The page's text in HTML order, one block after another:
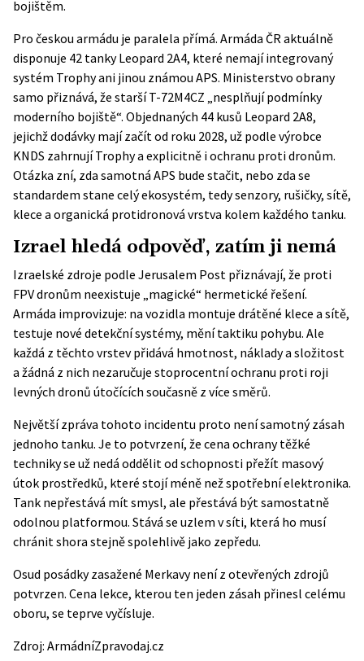
bojištěm.
Pro českou armádu je paralela přímá. Armáda ČR aktuálně
disponuje 42 tanky Leopard 2A4, které nemají integrovaný
systém Trophy ani jinou známou APS. Ministerstvo obrany
samo přiznává, že starší T-72M4CZ „nesplňují podmínky
moderního bojiště“. Objednaných 44 kusů Leopard 2A8,
jejichž dodávky mají začít od roku 2028, už podle výrobce
KNDS zahrnují Trophy a explicitně i ochranu proti dronům.
Otázka zní, zda samotná APS bude stačit, nebo zda se
standardem stane celý ekosystém, tedy senzory, rušičky, sítě,
klece a organická protidronová vrstva kolem každého tanku.
Izrael hledá odpověď, zatím ji nemá
Izraelské zdroje podle Jerusalem Post přiznávají, že proti
FPV dronům neexistuje „magické“ hermetické řešení.
Armáda improvizuje: na vozidla montuje drátěné klece a sítě,
testuje nové detekční systémy, mění taktiku pohybu. Ale
každá z těchto vrstev přidává hmotnost, náklady a složitost
a žádná z nich nezaručuje stoprocentní ochranu proti roji
levných dronů útočících současně z více směrů.
Největší zpráva tohoto incidentu proto není samotný zásah
jednoho tanku. Je to potvrzení, že cena ochrany těžké
techniky se už nedá oddělit od schopnosti přežít masový
útok prostředků, které stojí méně než spotřební elektronika.
Tank nepřestává mít smysl, ale přestává být samostatně
odolnou platformou. Stává se uzlem v síti, která ho musí
chránit shora stejně spolehlivě jako zepředu.
Osud posádky zasažené Merkavy není z otevřených zdrojů
potvrzen. Cena lekce, kterou ten jeden zásah přinesl celému
oboru, se teprve vyčísluje.
Zdroj: ArmádníZpravodaj.cz